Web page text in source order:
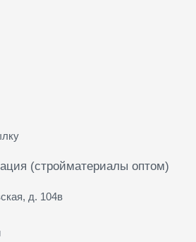
(стройматериалы оптом)
д. 104в